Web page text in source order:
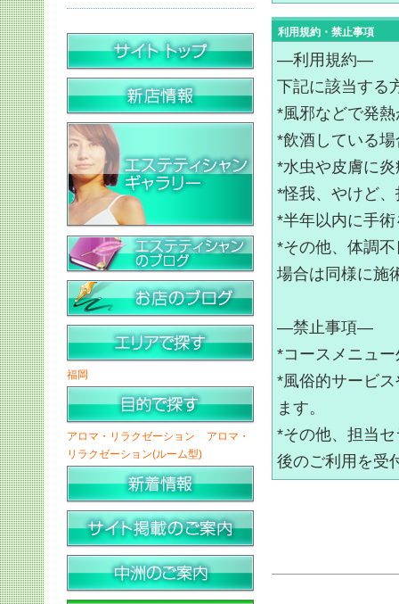
利用規約・禁止事項
―利用規約―
下記に該当する
*風邪などで発
*飲酒している場
*水虫や皮膚に
*怪我、やけど
*半年以内に手
*その他、体調
場合は同様に施
―禁止事項―
*コースメニュ
*風俗的サービ
ます。
*その他、担当
後のご利用を受
福岡
アロマ・リラクゼーション
アロマ・
リラクゼーション(ルーム型)